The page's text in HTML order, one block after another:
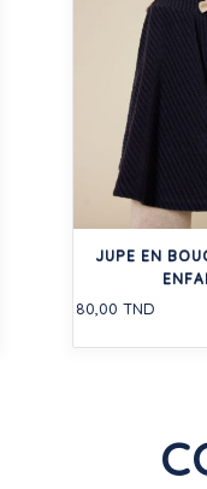
JUPE EN
80,00 TND